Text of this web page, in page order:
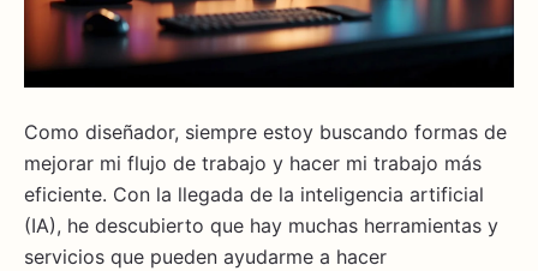
Como diseñador, siempre estoy buscando formas de
mejorar mi flujo de trabajo y hacer mi trabajo más
eficiente. Con la llegada de la inteligencia artificial
(IA), he descubierto que hay muchas herramientas y
servicios que pueden ayudarme a hacer